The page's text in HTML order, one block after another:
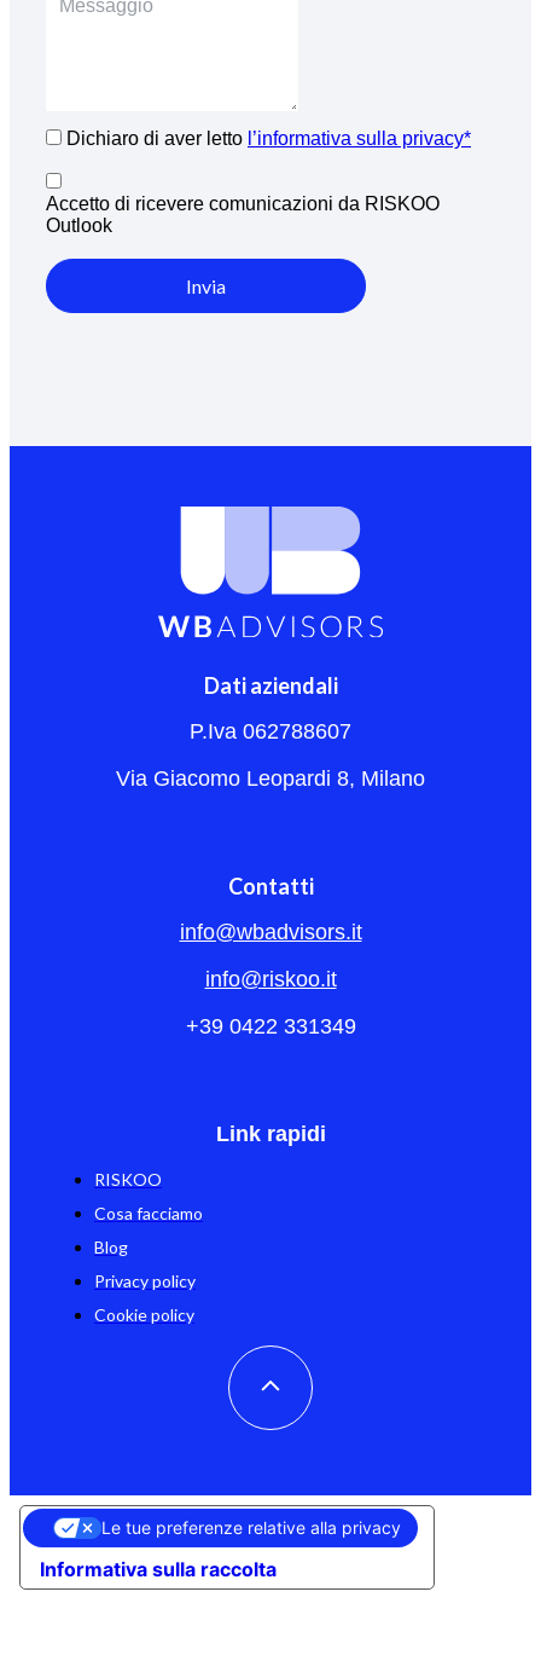
Dichiaro di aver letto l’informativa sulla privacy*
Accetto di ricevere comunicazioni da RISKOO
Outlook
Invia
Dati aziendali
P.Iva 062788607
Via Giacomo Leopardi 8, Milano
Contatti
info@wbadvisors.it
info@riskoo.it
+39 0422 331349
Link rapidi
RISKOO
Cosa facciamo
Blog
Privacy policy
Cookie policy
Informativa sulla raccolta
Le tue preferenze relative alla privacy